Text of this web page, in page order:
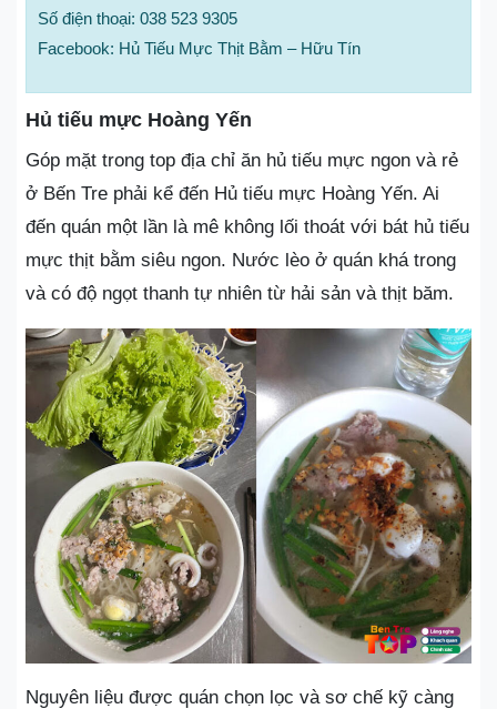
Số điện thoại: 038 523 9305
Facebook: Hủ Tiếu Mực Thịt Bằm – Hữu Tín
Hủ tiếu mực Hoàng Yến
Góp mặt trong top địa chỉ ăn hủ tiếu mực ngon và rẻ
ở Bến Tre phải kể đến Hủ tiếu mực Hoàng Yến. Ai
đến quán một lần là mê không lối thoát với bát hủ tiếu
mực thịt bằm siêu ngon. Nước lèo ở quán khá trong
và có độ ngọt thanh tự nhiên từ hải sản và thịt băm.
Nguyên liệu được quán chọn lọc và sơ chế kỹ càng